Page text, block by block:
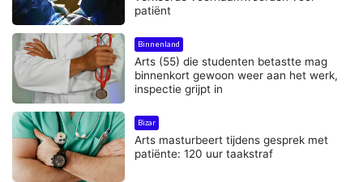
patiënt
Binnenland
Arts (55) die studenten betastte mag
binnenkort gewoon weer aan het werk,
inspectie grijpt in
Bizar
Arts masturbeert tijdens gesprek met
patiënte: 120 uur taakstraf